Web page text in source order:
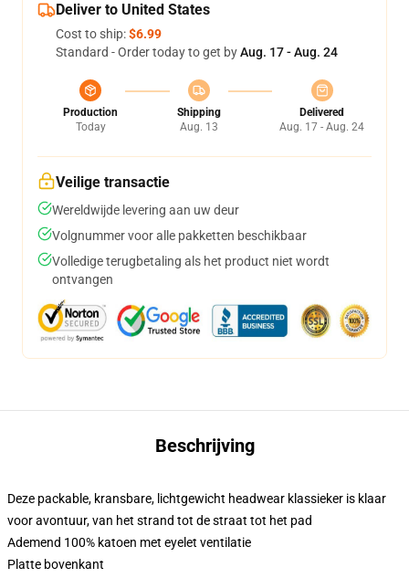
Deliver to United States
Cost to ship:$6.99
Standard - Order today to get byAug. 17 - Aug. 24
Production
Today
Shipping
Aug. 13
Delivered
Aug. 17 - Aug. 24
Veilige transactie
Wereldwijde levering aan uw deur
Volgnummer voor alle pakketten beschikbaar
Volledige terugbetaling als het product niet wordt
ontvangen
Beschrijving
Deze packable, kransbare, lichtgewicht headwear klassieker is klaar
voor avontuur, van het strand tot de straat tot het pad
Ademend 100% katoen met eyelet ventilatie
Platte bovenkant